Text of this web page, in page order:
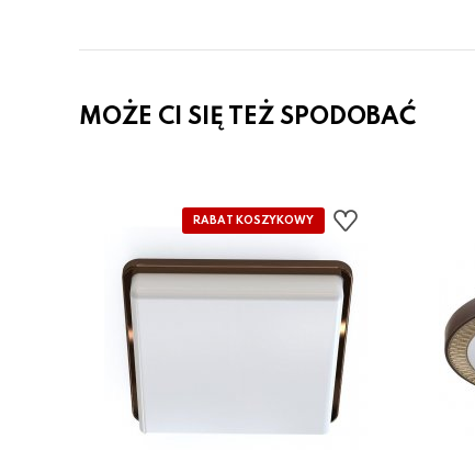
MOŻE CI SIĘ TEŻ SPODOBAĆ